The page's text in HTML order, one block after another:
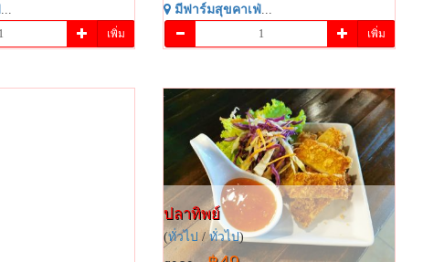
...
เพิ่ม
มี​ฟาร์​มสุข​คาเฟ่​ ...
เพิ่ม
ปลาทิพย์​
(ทั่วไป / ทั่วไป)